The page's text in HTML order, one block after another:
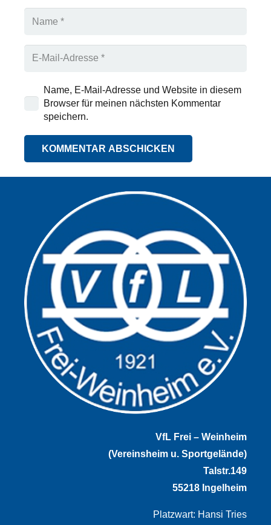
Name, E-Mail-Adresse und Website in diesem
Browser für meinen nächsten Kommentar
speichern.
KOMMENTAR ABSCHICKEN
VfL Frei – Weinheim
(Vereinsheim u. Sportgelände)
Talstr.149
55218 Ingelheim
Platzwart: Hansi Tries